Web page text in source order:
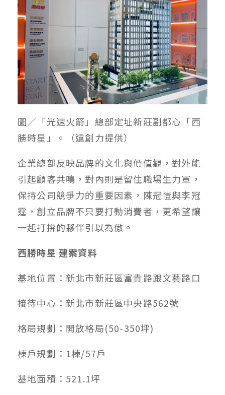
圖／「光速火箭」總部定址新莊副都心「西
勝時星」。（遠創力提供）
企業總部反映品牌的文化與價值觀，對外能
引起顧客共鳴，對內則是留住職場生力軍，
保持公司競爭力的重要因素，陳冠愷與李冠
霆，創立品牌不只要打動消費者，更希望讓
一起打拚的夥伴引以為傲。
西勝時星 建案資料
基地位置：新北市新莊區富貴路跟文藝路口
接待中心：新北市新莊區中央路562號
格局規劃：開放格局(50-350坪)
棟戶規劃：1棟/57戶
基地面積：521.1坪